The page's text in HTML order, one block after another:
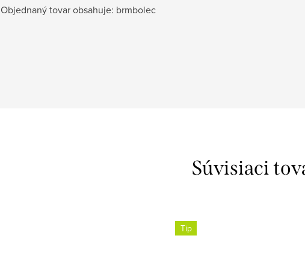
Objednaný tovar obsahuje: brmbolec
Súvisiaci
Tip